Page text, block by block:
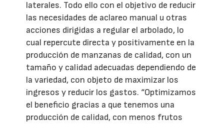
laterales. Todo ello con el objetivo de reducir
las necesidades de aclareo manual u otras
acciones dirigidas a regular el arbolado, lo
cual repercute directa y positivamente en la
producción de manzanas de calidad, con un
tamaño y calidad adecuadas dependiendo de
la variedad, con objeto de maximizar los
ingresos y reducir los gastos. “Optimizamos
el beneficio gracias a que tenemos una
producción de calidad, con menos frutos